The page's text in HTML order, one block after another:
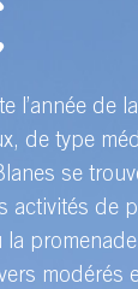
l’année de
de type
se
activités de
la
modérés